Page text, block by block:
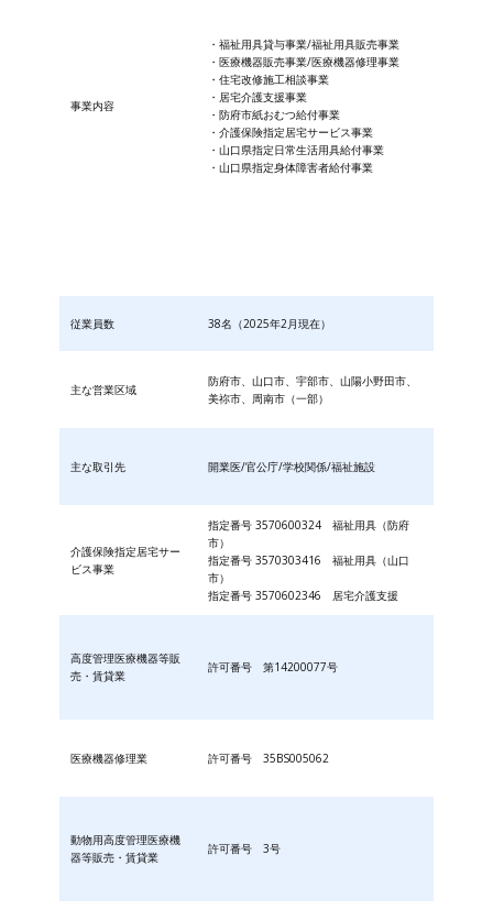
事業内容
・福祉用具貸与事業/福祉用具販売事業
・医療機器販売事業/医療機器修理事業
・住宅改修施工相談事業
・居宅介護支援事業
・防府市紙おむつ給付事業
・​介護保険指定居宅サービス事業
・山口県指定日常生活用具給付事業
・山口県指定身体障害者給付事業
従業員数 38名（2025年2月現在）
主な営業区域
防府市、山口市、宇部市、山陽小野田市、
美祢市、周南市（一部）
主な取引先 開業医/官公庁/学校関係/福祉施設
介護保険指定居宅サー
ビス事業
指定番号 3570600324 福祉用具（防府
市）
指定番号 3570303416 福祉用具（山口
市）
指定番号 3570602346 居宅介護支援
高度管理医療機器等販
売・賃貸業
許可番号 第14200077号
医療機器修理業 許可番号 35BS005062
動物用高度管理医療機
器等販売・賃貸業
許可番号 3号